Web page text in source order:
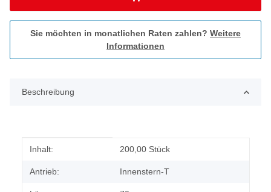
Sie möchten in monatlichen Raten zahlen? Weitere
Informationen
Beschreibung
Produkteigenschaft
Wert
Inhalt: 200,00 Stück
Antrieb: Innenstern-T